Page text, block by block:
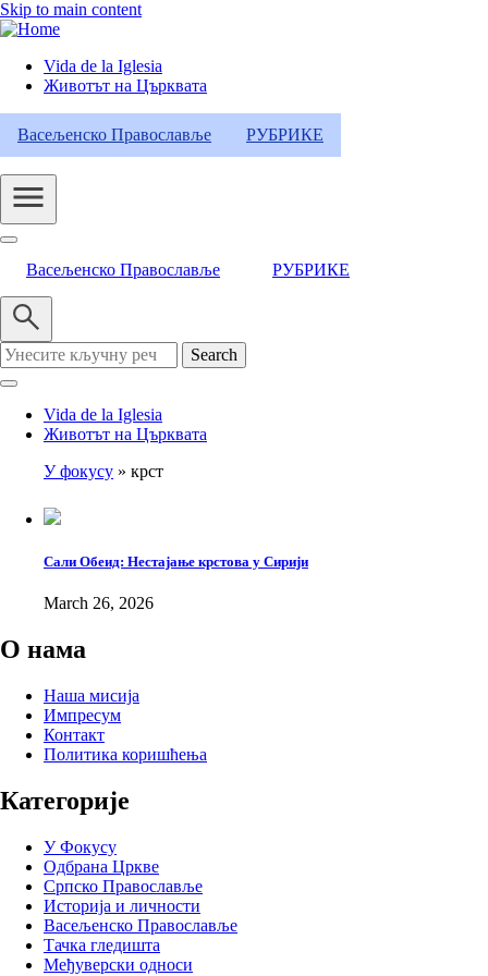
Skip to main content
Header
Category
Menu
Vida de la Iglesia
Животът на Църквата
Васељенско Православље РУБРИКЕ
Васељенско Православље РУБРИКЕ
Search
Vida de la Iglesia
Животът на Църквата
У фокусу крст
Сали Обеид: Нестајање крстова у Сирији
March 26, 2026
О нама
Наша мисија
Импресум
Контакт
Политика коришћења
Категорије
У Фокусу
Одбрана Цркве
Српско Православље
Историја и личности
Васељенско Православље
Тачка гледишта
Међуверски односи